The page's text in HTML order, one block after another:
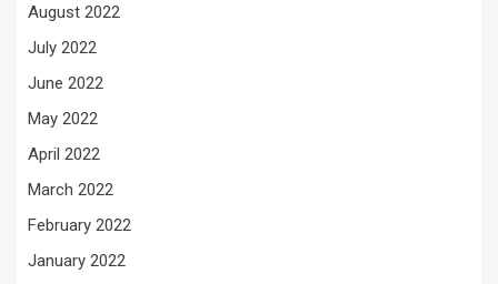
August 2022
July 2022
June 2022
May 2022
April 2022
March 2022
February 2022
January 2022